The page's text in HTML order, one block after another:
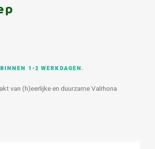
1-2 WERKDAGEN.
van (h)eerlijke en duurzame Valrhona